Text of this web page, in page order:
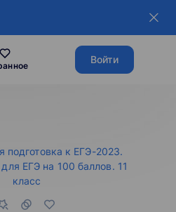
Войти